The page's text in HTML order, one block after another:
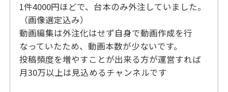
1件4000円ほどで、台本のみ外注していました。
（画像選定込み）
動画編集は外注化はせず自身で動画作成を行
なっていたため、動画本数が少ないです。
投稿頻度を増やすことが出来る方が運営すれば
月30万以上は見込めるチャンネルです